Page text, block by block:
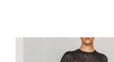
Items van